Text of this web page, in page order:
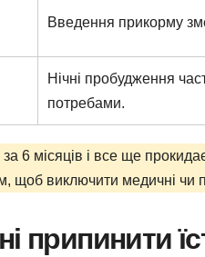
Введення прикорму
Нічні пробудження
потребами.
6 місяців і все ще
щоб виключити медичні чи
припинити